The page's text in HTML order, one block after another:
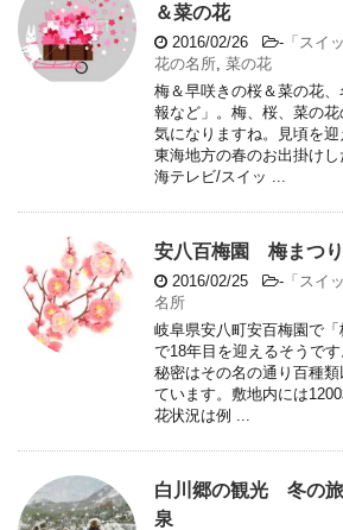
＆菜の花
2016/02/26 - 「スイ
花の名所 菜の花
梅＆早咲きの桜＆菜の花
報など」。梅、桜、菜の
気になりますね。見頃を迎
東海地方の春のお出掛け
海テレビ/スイッ ...
安八百梅園 梅まつり
2016/02/25 - 「スイ
名所
岐阜県安八町安百梅園で
で18年目を迎えるそうで
秘密はその名の通り百種
ています。敷地内には
花状況は例 ...
白川郷の観光 冬の
泉